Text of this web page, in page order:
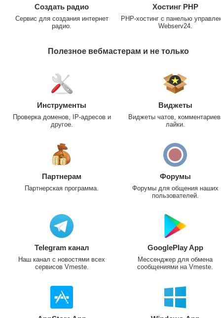
Создать радио
Сервис для создания интернет
радио.
Хостинг PHP
PHP-хостинг с панелью
Webserv24.
Полезное вебмастерам и не только
Инструменты
Проверка доменов, IP-адресов и
другое.
Виджеты
Виджеты чатов,
лайки.
Партнерам
Партнерская программа.
Форумы
Форумы для общения наших
пользователей.
Telegram канал
Наш канал с новостями всех
сервисов Vmeste.
GooglePlay App
Мессенджер для обмена
сообщениями на Vmeste.